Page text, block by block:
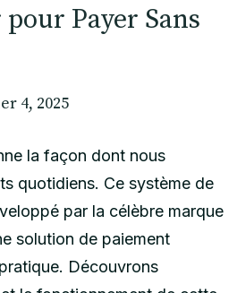
Payer Sans
4, 2025
la façon dont nous
quotidiens. Ce système de
par la célèbre marque
solution de paiement
Découvrons